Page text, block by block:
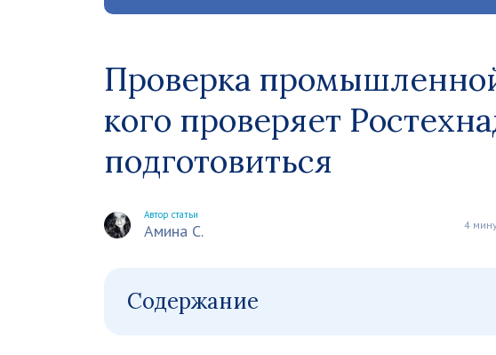
Проверка
кого проверяет
подготовиться
Автор статьи
Амина С. 4
Содержание